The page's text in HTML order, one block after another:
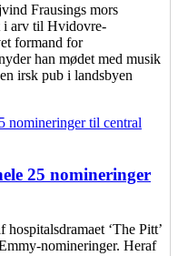
Frausings mors
i arv til Hvidovre-
formand for
han mødet med musik
irsk pub i landsbyen
25 nomineringer
‘The Pitt’
nomineringer. Heraf